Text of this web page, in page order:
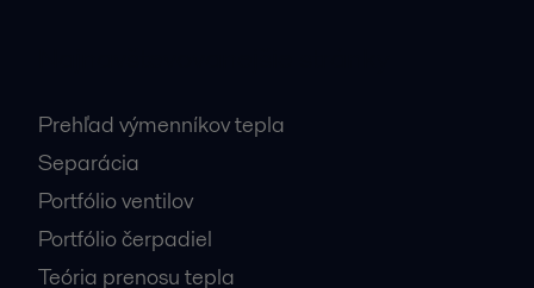
Prehľad výmenníkov tepla
Separácia
Portfólio ventilov
Portfólio čerpadiel
Teória prenosu tepla